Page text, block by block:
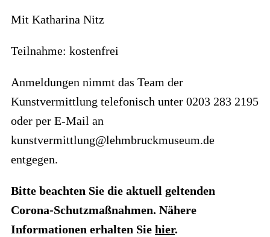
Mit Katharina Nitz
Teilnahme: kostenfrei
Anmeldungen nimmt das Team der
Kunstvermittlung telefonisch unter 0203 283 2195
oder per E-Mail an
kunstvermittlung@lehmbruckmuseum.de
entgegen.
Bitte beachten Sie die aktuell geltenden
Corona-Schutzmaßnahmen. Nähere
Informationen erhalten Sie hier.